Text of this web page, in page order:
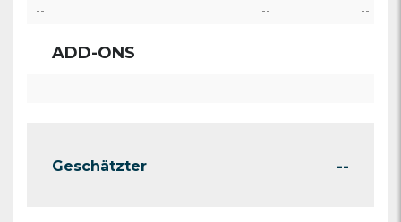
-- -- --
ADD-ONS
-- -- --
Geschätzter --